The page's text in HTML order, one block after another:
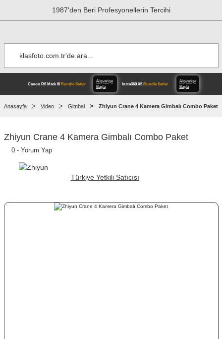
1987'den Beri Profesyonellerin Tercihi
Canon R6 Mark III Bundle Setler
Alışverişe
Anasayfa Video Gimbal Zhiyun Crane 4 Kamera Gimbalı Combo Paket
Zhiyun Crane 4 Kamera Gimbalı Combo Paket
0 - Yorum Yap
Türkiye Yetkili Satıcısı